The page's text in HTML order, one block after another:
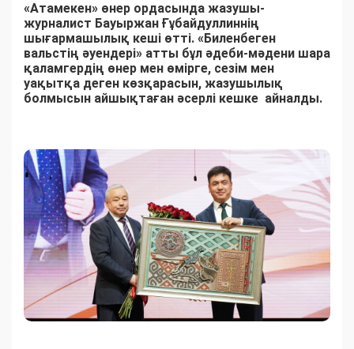
«Атамекен» өнер ордасында жазушы-
журналист Бауыржан Ғұбайдуллиннің
шығармашылық кеші өтті. «Биленбеген
вальстің әуендері» атты бұл әдеби-мәдени шара
қаламгердің өнер мен өмірге, сезім мен
уақытқа деген көзқарасын, жазушылық
болмысын айшықтаған әсерлі кешке айналды.